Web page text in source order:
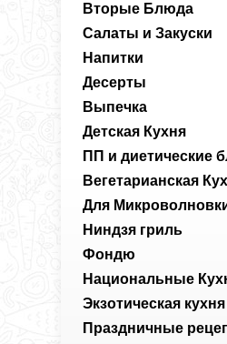
Вторые Блюда
Салаты и Закуски
Напитки
Десерты
Выпечка
Детская Кухня
ПП и диетические
Вегетарианская
Для
Ниндзя гриль
Фондю
Национальные
Экзотическая кухня
Праздничные